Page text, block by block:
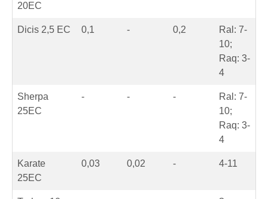
20EC
Dicis 2,5 EC 0,1 - 0,2
Ral: 7-
10;
Raq: 3-
4
Sherpa
25EC
- - -
Ral: 7-
10;
Raq: 3-
4
Karate
25EC
0,03 0,02 - 4-11